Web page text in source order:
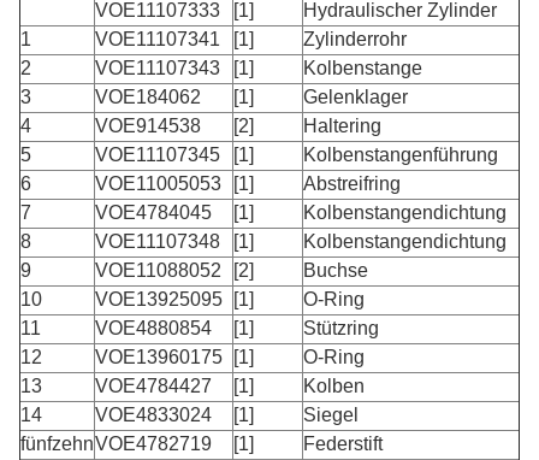
VOE11107333
[1]
Hydraulischer Zylinder
1
VOE11107341 [1]
Zylinderrohr
2
VOE11107343 [1]
Kolbenstange
3
VOE184062 [1]
Gelenklager
4
VOE914538 [2]
Haltering
5
VOE11107345 [1]
Kolbenstangenführung
6
VOE11005053 [1]
Abstreifring
7
VOE4784045 [1]
Kolbenstangendichtung
8
VOE11107348 [1]
Kolbenstangendichtung
9
VOE11088052 [2]
Buchse
10
VOE13925095 [1]
O-Ring
11
VOE4880854 [1]
Stützring
12
VOE13960175 [1]
O-Ring
13
VOE4784427 [1]
Kolben
14
VOE4833024 [1]
Siegel
fünfzehnVOE4782719 [1]
Federstift